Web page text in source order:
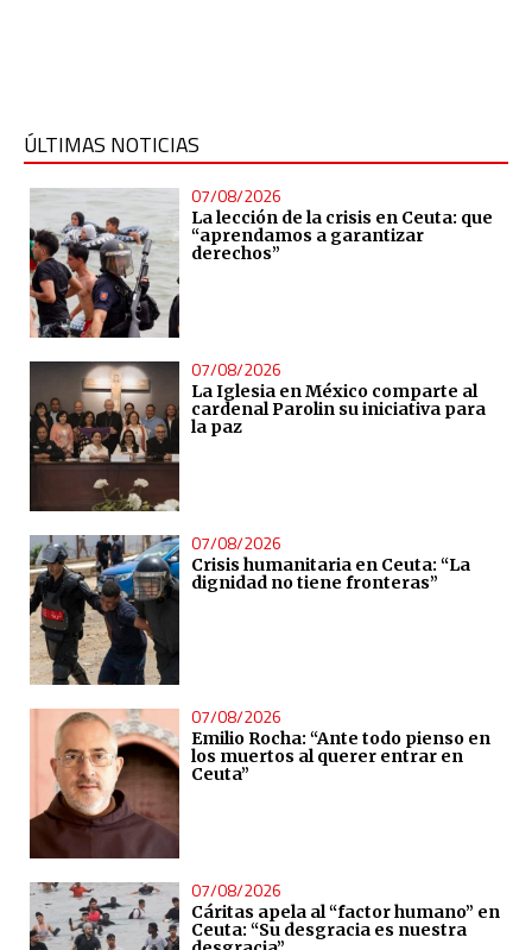
ÚLTIMAS NOTICIAS
07/08/2026
La lección de la crisis en Ceuta: que
“aprendamos a garantizar
derechos”
07/08/2026
La Iglesia en México comparte al
cardenal Parolin su iniciativa para
la paz
07/08/2026
Crisis humanitaria en Ceuta: “La
dignidad no tiene fronteras”
07/08/2026
Emilio Rocha: “Ante todo pienso en
los muertos al querer entrar en
Ceuta”
07/08/2026
Cáritas apela al “factor humano” en
Ceuta: “Su desgracia es nuestra